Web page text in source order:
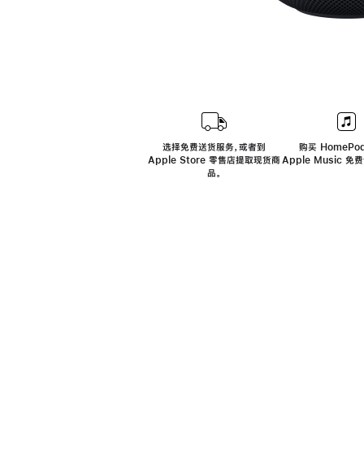
选择免费送货服务，或者到
Apple Store 零售店提取现货商
品。
购买
Apple Music 免费